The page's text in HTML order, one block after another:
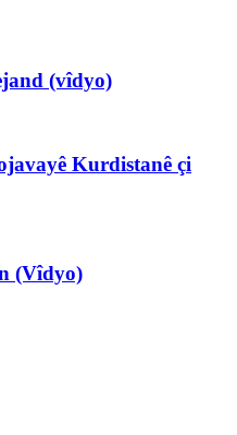
(vîdyo)
Kurdistanê çi
(Vîdyo)